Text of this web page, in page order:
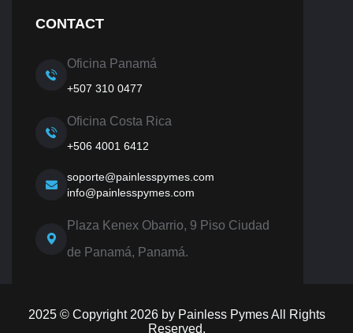
CONTACT
Oficina Panamá
+507 310 0477
Oficina Costa Rica
+506 4001 6412
soporte@painlesspymes.com
info@painlesspymes.com
Plaza Kenex Obarrio, 9 Piso Ciudad
de Panamá, Panamá.
2025 © Copyright 2026by Painless Pymes All Rights
Reserved.